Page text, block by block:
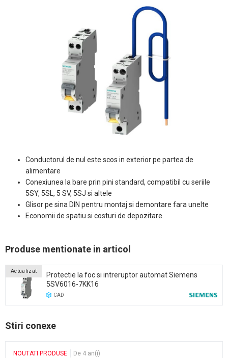
Conductorul de nul este scos in exterior pe partea de
alimentare
Conexiunea la bare prin pini standard, compatibil cu seriile
5SY, 5SL, 5 SV, 5SJ si altele
Glisor pe sina DIN pentru montaj si demontare fara unelte
Economii de spatiu si costuri de depozitare.
Produse mentionate in articol
Actualizat
Protectie la foc si intreruptor automat Siemens
5SV6016-7KK16
CAD
Stiri conexe
NOUTATI PRODUSE
De 4 an(i)